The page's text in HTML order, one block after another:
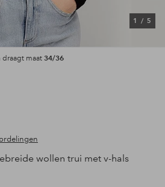
1 / 5
draagt maat 34/36
wollen trui met v-hals